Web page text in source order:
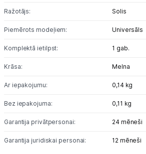
Kontakti
Ražotājs: Solis
Piemērots modeļiem: Universāls
Komplektā ietilpst: 1 gab.
Krāsa: Melna
Ar iepakojumu: 0,14 kg
Bez iepakojuma: 0,11 kg
Garantija privātpersonai: 24 mēneši
Garantija juridiskai personai: 12 mēneši